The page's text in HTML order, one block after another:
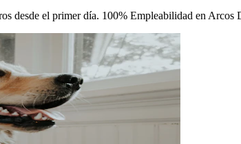
desde el primer día. 100% Empleabilidad en Arcos